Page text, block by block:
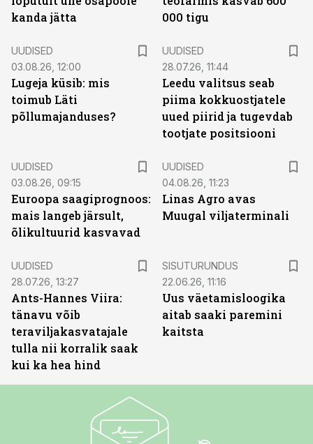
kanda jätta
000 tigu
UUDISED
03.08.26, 12:00
Lugeja küsib: mis
toimub Läti
põllumajanduses?
UUDISED
28.07.26, 11:44
Leedu valitsus seab
piima kokkuostjatele
uued piirid ja tugevdab
tootjate positsiooni
UUDISED
03.08.26, 09:15
Euroopa saagiprognoos:
mais langeb järsult,
õlikultuurid kasvavad
UUDISED
04.08.26, 11:23
Linas Agro avas
Muugal viljaterminali
UUDISED
28.07.26, 13:27
Ants-Hannes Viira:
tänavu võib
teraviljakasvatajale
tulla nii korralik saak
kui ka hea hind
SISUTURUNDUS
22.06.26, 11:16
Uus väetamisloogika
aitab saaki paremini
kaitsta